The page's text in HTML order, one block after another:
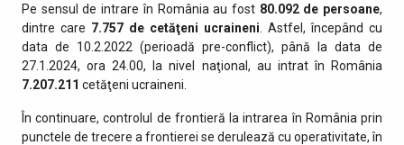
Pe sensul de intrare în România au fost 80.092 de persoane,
dintre care 7.757 de cetăţeni ucraineni . Astfel, începând cu
data de 10.2.2022 (perioadă pre-conflict), până la data de
27.1.2024, ora 24.00, la nivel naţional, au intrat în România
7.207.211 cetăţeni ucraineni.
În continuare, controlul de frontieră la intrarea în România prin
punctele de trecere a frontierei se derulează cu operativitate, în